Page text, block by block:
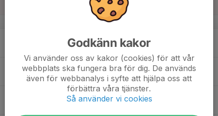
v.8
Godkänn kakor
Vi använder oss av kakor (cookies) för att vår
webbplats ska fungera bra för dig. De används
även för webbanalys i syfte att hjälpa oss att
förbättra våra tjänster.
Så använder vi cookies